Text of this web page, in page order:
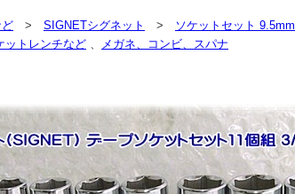
> SIGNETシグネット >
ソケットセット 9.5mm
ットレンチなど 、
メガネ、コンビ、スパナ